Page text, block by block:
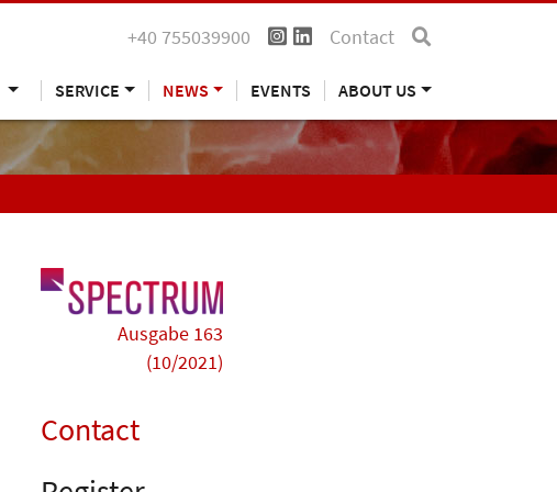
+40 755039900 Contact
SERVICE NEWS EVENTS ABOUT US
Ausgabe 163
(10/2021)
Contact